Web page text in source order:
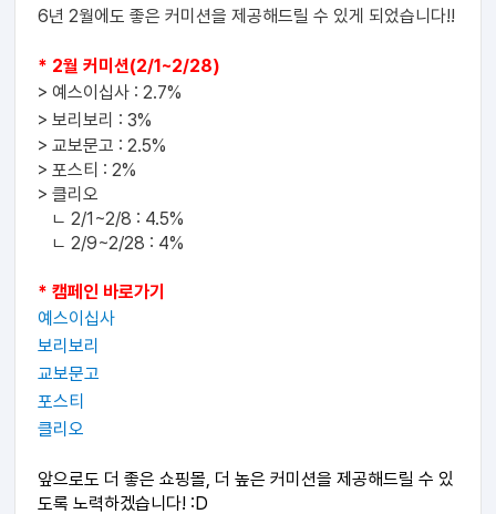
6년 2월에도 좋은 커미션을 제공해드릴 수 있게 되었습니다!!
* 2월 커미션(2/1~2/28)
> 예스이십사 : 2.7%
> 보리보리 : 3%
> 교보문고 :2.5%
> 포스티 : 2%
> 클리오
ㄴ 2/1~2/8 : 4.5%
ㄴ 2/9~2/28 : 4%
* 캠페인 바로가기
예스이십사
보리보리
교보문고
포스티
클리오
앞으로도 더 좋은 쇼핑몰, 더 높은 커미션을 제공해드릴 수 있
도록 노력하겠습니다! :D